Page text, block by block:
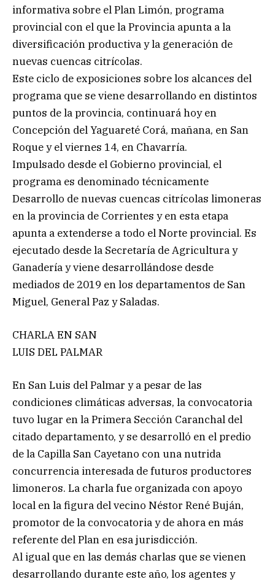
informativa sobre el Plan Limón, programa
provincial con el que la Provincia apunta a la
diversificación productiva y la generación de
nuevas cuencas citrícolas.
Este ciclo de exposiciones sobre los alcances del
programa que se viene desarrollando en distintos
puntos de la provincia, continuará hoy en
Concepción del Yaguareté Corá, mañana, en San
Roque y el viernes 14, en Chavarría.
Impulsado desde el Gobierno provincial, el
programa es denominado técnicamente
Desarrollo de nuevas cuencas citrícolas limoneras
en la provincia de Corrientes y en esta etapa
apunta a extenderse a todo el Norte provincial. Es
ejecutado desde la Secretaría de Agricultura y
Ganadería y viene desarrollándose desde
mediados de 2019 en los departamentos de San
Miguel, General Paz y Saladas.
CHARLA EN SAN
LUIS DEL PALMAR
En San Luis del Palmar y a pesar de las
condiciones climáticas adversas, la convocatoria
tuvo lugar en la Primera Sección Caranchal del
citado departamento, y se desarrolló en el predio
de la Capilla San Cayetano con una nutrida
concurrencia interesada de futuros productores
limoneros. La charla fue organizada con apoyo
local en la figura del vecino Néstor René Buján,
promotor de la convocatoria y de ahora en más
referente del Plan en esa jurisdicción.
Al igual que en las demás charlas que se vienen
desarrollando durante este año, los agentes y